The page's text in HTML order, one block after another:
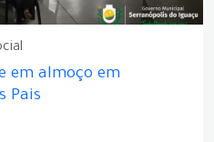
em almoço em
Pais